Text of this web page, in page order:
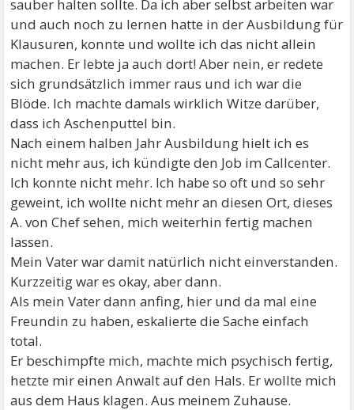
sauber halten sollte. Da ich aber selbst arbeiten war
und auch noch zu lernen hatte in der Ausbildung für
Klausuren, konnte und wollte ich das nicht allein
machen. Er lebte ja auch dort! Aber nein, er redete
sich grundsätzlich immer raus und ich war die
Blöde. Ich machte damals wirklich Witze darüber,
dass ich Aschenputtel bin.
Nach einem halben Jahr Ausbildung hielt ich es
nicht mehr aus, ich kündigte den Job im Callcenter.
Ich konnte nicht mehr. Ich habe so oft und so sehr
geweint, ich wollte nicht mehr an diesen Ort, dieses
A. von Chef sehen, mich weiterhin fertig machen
lassen.
Mein Vater war damit natürlich nicht einverstanden.
Kurzzeitig war es okay, aber dann.
Als mein Vater dann anfing, hier und da mal eine
Freundin zu haben, eskalierte die Sache einfach
total.
Er beschimpfte mich, machte mich psychisch fertig,
hetzte mir einen Anwalt auf den Hals. Er wollte mich
aus dem Haus klagen. Aus meinem Zuhause.